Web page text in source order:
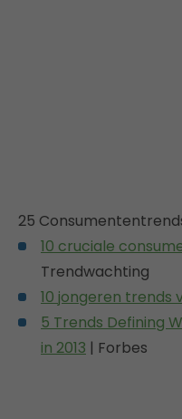
25
10 cruciale
Trendwachting
10 jongeren trends
5 Trends Defining
in 2013 | Forbes